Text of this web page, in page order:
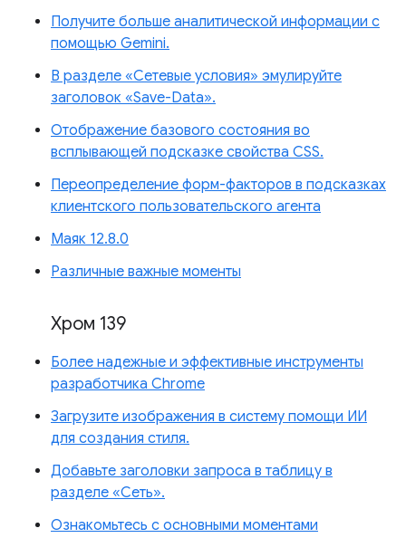
Получите больше аналитической информации с
помощью Gemini.
В разделе «Сетевые условия» эмулируйте
заголовок «Save-Data».
Отображение базового состояния во
всплывающей подсказке свойства CSS.
Переопределение форм-факторов в подсказках
клиентского пользовательского агента
Маяк 12.8.0
Различные важные моменты
Хром 139
Более надежные и эффективные инструменты
разработчика Chrome
Загрузите изображения в систему помощи ИИ
для создания стиля.
Добавьте заголовки запроса в таблицу в
разделе «Сеть».
Ознакомьтесь с основными моментами